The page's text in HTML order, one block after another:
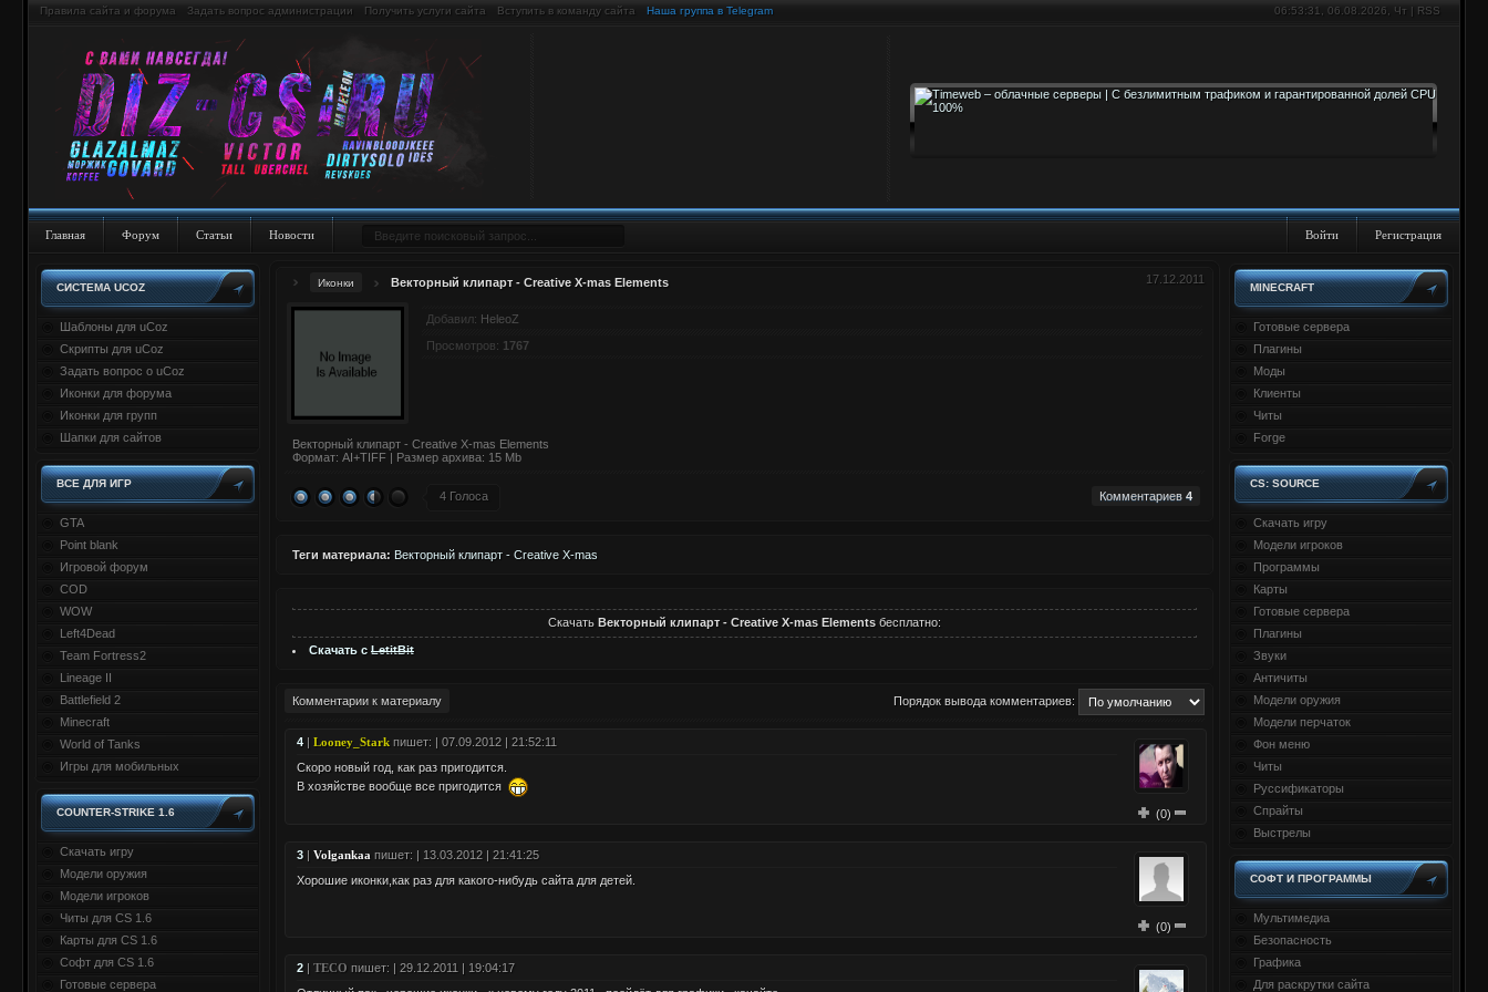
06:53:32 , 06.08.2026, Чт | RSS
Правила сайта и форума Задать вопрос администрации Получить услуги сайта Вступить в команду сайта Наша группа в Telegram
Войти Регистрация
Главная Форум Статьи Новости
MINECRAFT
Готовые сервера
Плагины
Моды
Клиенты
Читы
Forge
CS: SOURCE
Скачать игру
Модели игроков
Программы
Карты
Готовые сервера
Плагины
Звуки
Античиты
Модели оружия
Модели перчаток
Фон меню
Читы
Руссификаторы
Спрайты
Выстрелы
СОФТ И ПРОГРАММЫ
Мультимедиа
Безопасность
Графика
Для раскрутки сайта
СИСТЕМА UCOZ
Шаблоны для uCoz
Скрипты для uCoz
Задать вопрос о uCoz
Иконки для форума
Иконки для групп
Шапки для сайтов
ВСЕ ДЛЯ ИГР
GTA
Point blank
Игровой форум
COD
WOW
Left4Dead
Team Fortress2
Lineage II
Battlefield 2
Minecraft
World of Tanks
Игры для мобильных
COUNTER-STRIKE 1.6
Скачать игру
Модели оружия
Модели игроков
Читы для CS 1.6
Карты для CS 1.6
Софт для CS 1.6
Готовые сервера
17.12.2011
Иконки Векторный клипарт - Creative X-mas Elements
Добавил: HeleoZ
Просмотров: 1767
Векторный клипарт - Creative X-mas Elements
Формат: AI+TIFF | Размер архива: 15 Mb
Комментариев 4
4 Голоса
Теги материала: Векторный клипарт - Creative X-mas
Скачать Векторный клипарт - Creative X-mas Elements бесплатно:
Скачать с LetitBit
Комментарии к материалу Порядок вывода комментариев:
(0)
4 | Looney_Stark пишет: | 07.09.2012 | 21:52:11
Скоро новый год, как раз пригодится.
В хозяйстве вообще все пригодится
(0)
3 | Volgankaa пишет: | 13.03.2012 | 21:41:25
Хорошие иконки,как раз для какого-нибудь сайта для детей.
2 | TECO пишет: | 29.12.2011 | 19:04:17